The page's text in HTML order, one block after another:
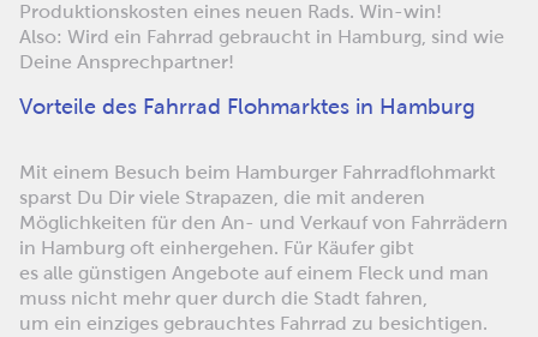
Produktionskosten eines neuen Rads. Win-win!
Also: Wird ein Fahrrad gebraucht in Hamburg, sind wie
Deine Ansprechpartner!
Vorteile des Fahrrad Flohmarktes in Hamburg
Mit einem Besuch beim Hamburger Fahrradflohmarkt
sparst Du Dir viele Strapazen, die mit anderen
Möglichkeiten für den An- und Verkauf von Fahrrädern
in Hamburg oft einhergehen. Für Käufer gibt
es alle günstigen Angebote auf einem Fleck und man
muss nicht mehr quer durch die Stadt fahren,
um ein einziges gebrauchtes Fahrrad zu besichtigen.